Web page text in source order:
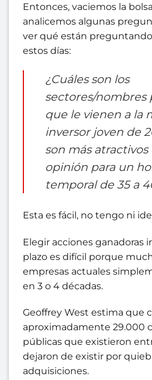
Entonces, vaciemos la
analicemos algunas
ver qué están
estos días:
¿Cuáles son los
sectores/nombres
que le vienen a la
inversor joven de
son más atractivos
opinión para un
temporal de 35 a
Esta es fácil, no tengo ni
Elegir acciones ganadoras
plazo es difícil porque
empresas actuales
en 3 o 4 décadas.
Geoffrey West estima que
aproximadamente 29.000
públicas que existieron
dejaron de existir por
adquisiciones.